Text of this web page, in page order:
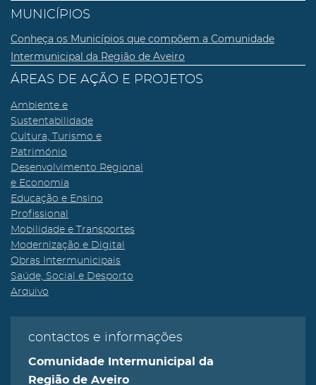
MUNICÍPIOS
Conheça os Municípios que compõem a Comunidade
Intermunicipal da Região de Aveiro
ÁREAS DE AÇÃO E PROJETOS
Ambiente e
Sustentabilidade
Cultura, Turismo e
Património
Desenvolvimento Regional
e Economia
Educação e Ensino
Profissional
Mobilidade e Transportes
Modernização e Digital
Obras Intermunicipais
Saúde, Social e Desporto
Arquivo
contactos e informações
Comunidade Intermunicipal da
Região de Aveiro